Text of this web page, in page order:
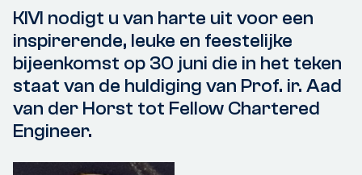
KIVI nodigt u van harte uit voor een
inspirerende, leuke en feestelijke
bijeenkomst op 30 juni die in het teken
staat van de huldiging van Prof. ir. Aad
van der Horst tot Fellow Chartered
Engineer.